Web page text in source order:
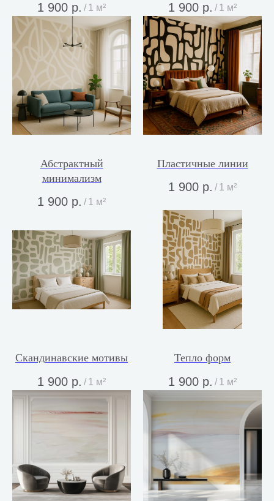
1 900 р. / 1 м² 1 900 р. / 1 м²
Абстрактный
минимализм
1 900 р. / 1 м²
Пластичные линии
1 900 р. / 1 м²
Скандинавские мотивы
1 900 р. / 1 м²
Тепло форм
1 900 р. / 1 м²